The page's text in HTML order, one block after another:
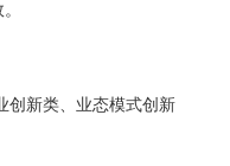
创新类、业态模式创新